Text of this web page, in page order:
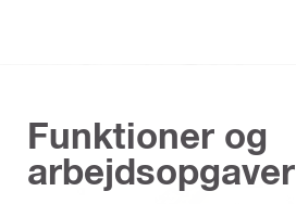
Funktioner og
arbejdsopgaver